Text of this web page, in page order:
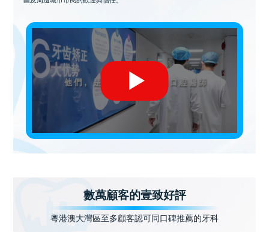
數萬顧客的壹致好評
粵港澳大灣區至多顧客認可同口碑推薦的牙科